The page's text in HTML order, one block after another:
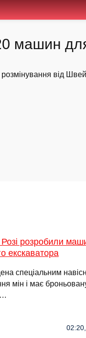
машин для
розробили
екскаватора
спеціальним
мін і має
…